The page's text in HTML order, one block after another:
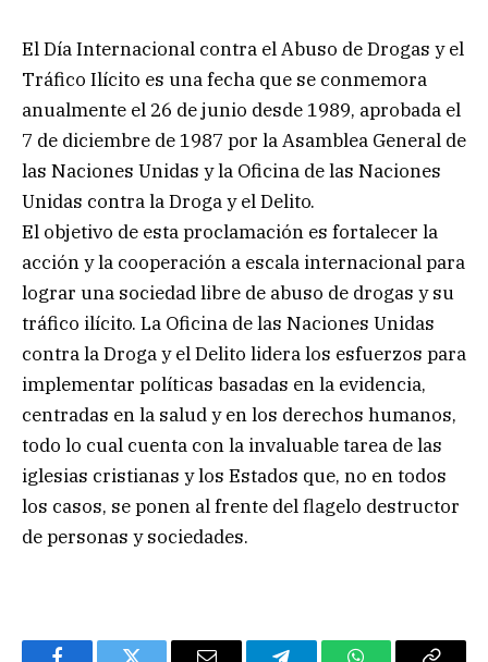
El Día Internacional contra el Abuso de Drogas y el
Tráfico Ilícito es una fecha que se conmemora
anualmente el 26 de junio desde 1989, aprobada el
7 de diciembre de 1987 por la Asamblea General de
las Naciones Unidas y la Oficina de las Naciones
Unidas contra la Droga y el Delito.
El objetivo de esta proclamación es fortalecer la
acción y la cooperación a escala internacional para
lograr una sociedad libre de abuso de drogas y su
tráfico ilícito. La Oficina de las Naciones Unidas
contra la Droga y el Delito lidera los esfuerzos para
implementar políticas basadas en la evidencia,
centradas en la salud y en los derechos humanos,
todo lo cual cuenta con la invaluable tarea de las
iglesias cristianas y los Estados que, no en todos
los casos, se ponen al frente del flagelo destructor
de personas y sociedades.